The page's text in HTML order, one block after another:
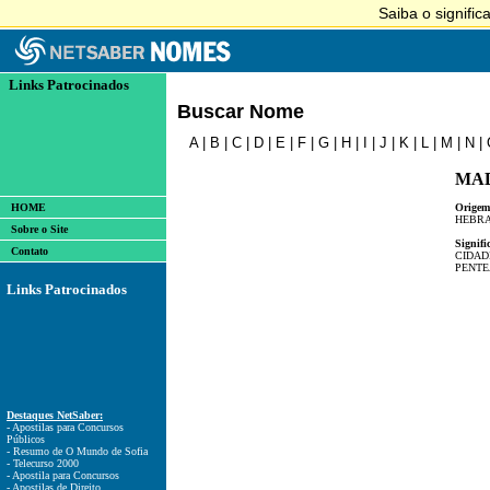
Links Patrocinados
HOME
Sobre o Site
Contato
Links Patrocinados
Destaques NetSaber:
- Apostilas para Concursos
Públicos
- Resumo de O Mundo de Sofia
- Telecurso 2000
- Apostila para Concursos
- Apostilas de Direito
Buscar Nome
A| B C D E F G H J K L M N